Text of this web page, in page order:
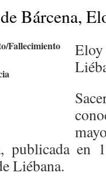
Bárcena,
Fallecimiento
publicada en
Liébana.